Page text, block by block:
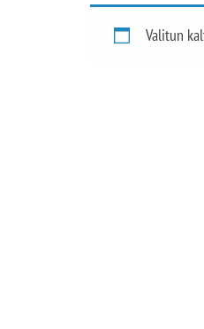
Valitun